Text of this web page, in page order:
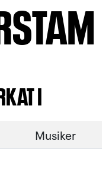
I
Musiker